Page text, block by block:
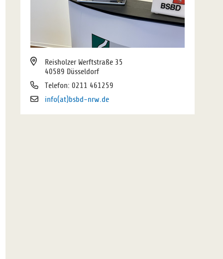
Reisholzer Werftstraße 35
40589 Düsseldorf
Telefon: 0211 461259
info(at)bsbd-nrw.de